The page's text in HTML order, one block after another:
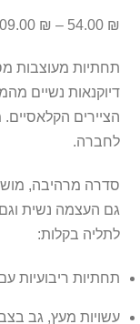
54.00 ₪
–
₪
דיוקנאות נשיים
הציירים
לחברה.
סדרה מרהיבה,
גם העצמה נשית
לתליה בקלות:
תחתיות ריבועיות עם
עשויות מעץ, גב